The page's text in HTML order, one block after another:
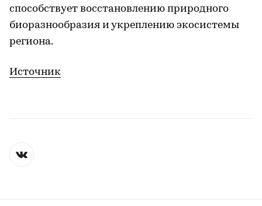
способствует восстановлению природного
биоразнообразия и укреплению экосистемы
региона.
Источник